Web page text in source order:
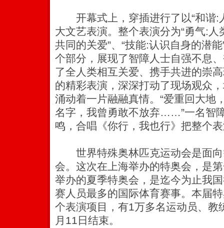
开幕式上，穿插进行了以“和谐:
大文艺表演。整个表演分为“勇气:人
共同的关爱”、“技能:认识自身的潜
个部分，展现了智障人士自强不息
了全人类相互关爱、携手共进的崇
的精彩表演，深深打动了现场观众
涌动着一片融融真情。“爱重回大地
名字，我曾勇敢不放弃……”一名智
鸣，合唱《你行，我也行》把整个
世界特殊奥林匹克运动会是面向
会。这次在上海举办的特奥会，是
举办的夏季特奥会，是迄今为止我
赛人员最多的国际体育赛事。本届
个表演项目，有1万多名运动员、教
月11日结束。